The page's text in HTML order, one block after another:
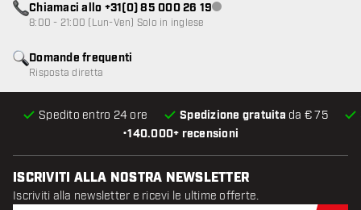
•140.000+ recensioni
Spedito entro 24 ore Spedizione gratuita da € 75
Domande frequenti
Risposta diretta
Chiamaci allo +31(0) 85 000 26 19Servizio clienti non disponibile
8:00 - 21:00 (Lun-Ven) Solo in inglese
ISCRIVITI ALLA NOSTRA NEWSLETTER
Iscriviti alla newsletter e ricevi le ultime offerte.